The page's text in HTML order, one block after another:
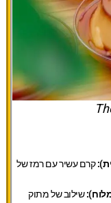
קרם עשיר עם רמז של
שילוב של מתוק